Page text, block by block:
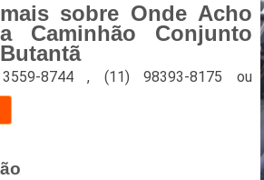
sobre Onde Acho
Caminhão Conjunto
8744 , (11) 98393-8175 ou